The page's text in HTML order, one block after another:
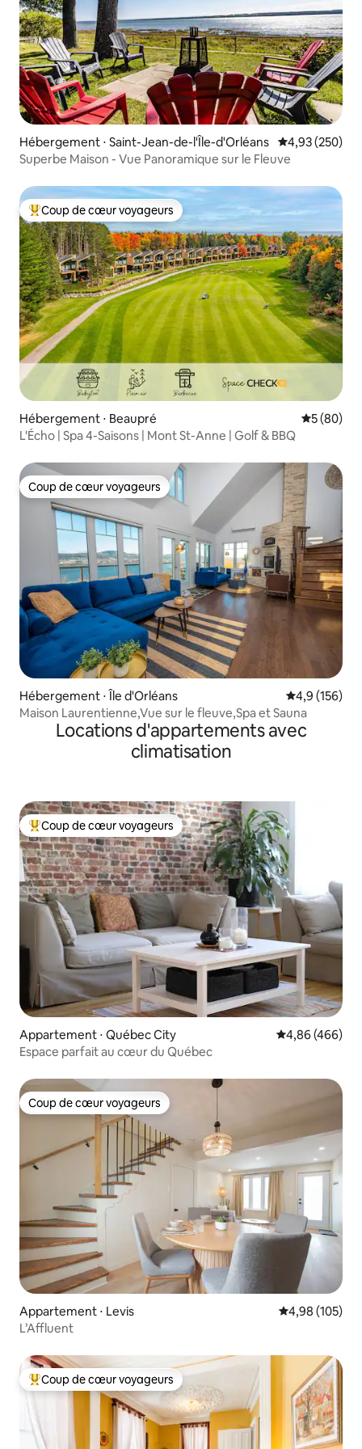
Hébergement ⋅ Saint-Jean-de-l'Île-d'Orléans Évaluation
4,93 (250)
Superbe Maison - Vue Panoramique sur le Fleuve
Coups de cœur voyageurs les plus appréciés
Coup de cœur voyageurs
Hébergement ⋅ Beaupré
5 (80)
L'Écho | Spa 4-Saisons | Mont St-Anne | Golf & BBQ
Coup de cœur voyageurs
Coup de cœur voyageurs
Hébergement ⋅ Île d'Orléans Évaluation
4,9 (156)
Maison Laurentienne,Vue sur le fleuve,Spa et Sauna
Locations d'appartements avec
climatisation
Coups de cœur voyageurs les plus appréciés
Coup de cœur voyageurs
Appartement ⋅ Québec City Évaluation
4,86 (466)
Espace parfait au cœur du Québec
Coup de cœur voyageurs
Coup de cœur voyageurs
Appartement ⋅ Levis Évaluation
4,98 (105)
L’Affluent
Coups de cœur voyageurs les plus appréciés
Coup de cœur voyageurs